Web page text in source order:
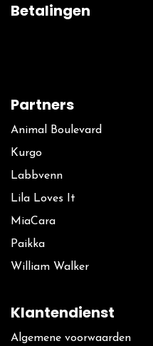
Betalingen
Partners
Animal Boulevard
Kurgo
La​bbvenn
Lila Loves It
MiaCara
Paikka
William Walker
Klantendienst
Algemene voorwaarden